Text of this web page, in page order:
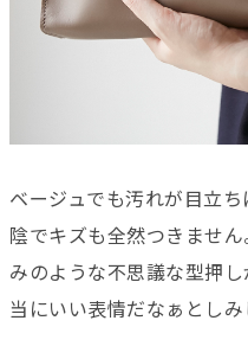
ベージュでも汚れが目立
陰でキズも全然つきませ
みのような不思議な型押
当にいい表情だなぁとしみ